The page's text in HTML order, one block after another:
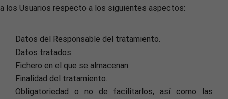
a los Usuarios respecto a los siguientes aspectos:
Datos del Responsable del tratamiento.
Datos tratados.
Fichero en el que se almacenan.
Finalidad del tratamiento.
Obligatoriedad o no de facilitarlos, así como las